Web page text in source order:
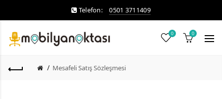
Telefon: 0501 3711409
0 0
Mesafeli Satış Sözleşmesi